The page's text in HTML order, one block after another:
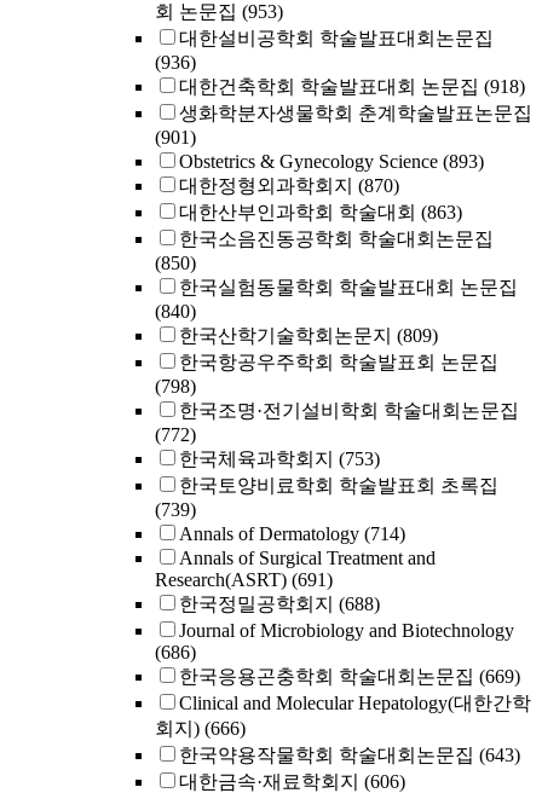
회 논문집 (953)
대한설비공학회 학술발표대회논문집
(936)
대한건축학회 학술발표대회 논문집 (918)
생화학분자생물학회 춘계학술발표논문집
(901)
Obstetrics & Gynecology Science (893)
대한정형외과학회지 (870)
대한산부인과학회 학술대회 (863)
한국소음진동공학회 학술대회논문집
(850)
한국실험동물학회 학술발표대회 논문집
(840)
한국산학기술학회논문지 (809)
한국항공우주학회 학술발표회 논문집
(798)
한국조명·전기설비학회 학술대회논문집
(772)
한국체육과학회지 (753)
한국토양비료학회 학술발표회 초록집
(739)
Annals of Dermatology (714)
Annals of Surgical Treatment and
Research(ASRT) (691)
한국정밀공학회지 (688)
Journal of Microbiology and Biotechnology
(686)
한국응용곤충학회 학술대회논문집 (669)
Clinical and Molecular Hepatology(대한간학
회지) (666)
한국약용작물학회 학술대회논문집 (643)
대한금속·재료학회지 (606)